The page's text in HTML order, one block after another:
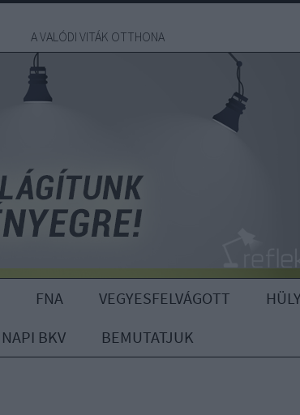
A VALÓDI VITÁK OTTHONA
FNA VEGYESFELVÁGOTT
NAPI BKV
BEMUTATJUK